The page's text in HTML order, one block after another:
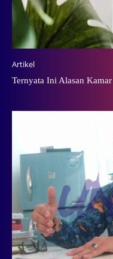
Artikel
Ternyata Ini Alasan